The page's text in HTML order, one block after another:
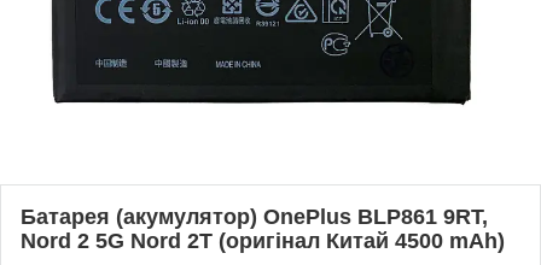
Батарея (акумулятор) OnePlus BLP861 9RT,
Nord 2 5G Nord 2T (оригінал Китай 4500 mAh)